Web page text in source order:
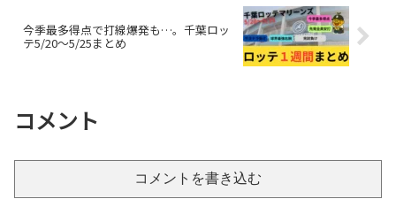
今季最多得点で打線爆発も…。千葉ロッ
テ5/20～5/25まとめ
コメント
コメントを書き込む